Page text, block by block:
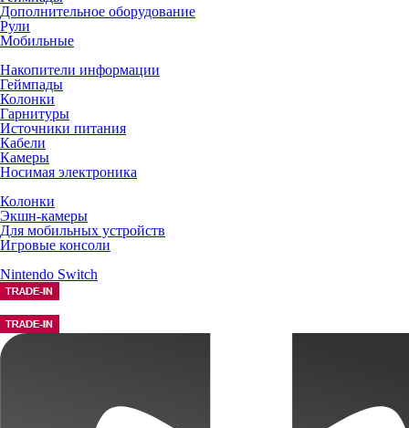
Дополнительное оборудование
Рули
Мобильные
Накопители информации
Геймпады
Колонки
Гарнитуры
Источники питания
Кабели
Камеры
Носимая электроника
Колонки
Экшн-камеры
Для мобильных устройств
Игровые консоли
Nintendo Switch